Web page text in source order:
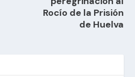
Rocío de la Prisión
de Huelva